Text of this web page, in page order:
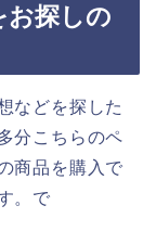
お探しの
などを探した
分こちらのペ
商品を購入で
。で